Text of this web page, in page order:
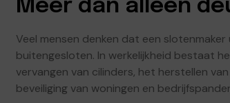
Meer dan alleen
Veel mensen denken dat een
buitengesloten. In werkelijkheid bestaat
vervangen van cilinders, het herstellen
beveiliging van woningen en